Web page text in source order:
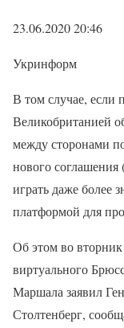
23.06.2020 20:46
Укринформ
В том случае, если
Великобританией
между сторонами
нового
играть даже более
платформой для
Об этом во
виртуального
Маршала заявил
Столтенберг,